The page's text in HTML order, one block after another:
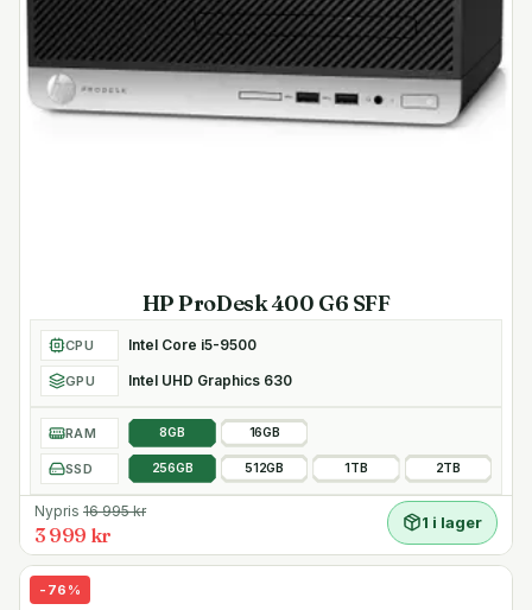
HP ProDesk 400 G6 SFF
CPU Intel Core i5-9500
GPU Intel UHD Graphics 630
RAM 8GB 16GB
SSD 256GB 512GB 1TB 2TB
Nypris 16 995kr
3 999 kr
1 i lager
- 76 %